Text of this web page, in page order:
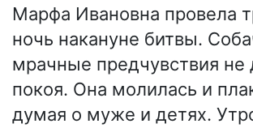
Марфа Ивановна провела
ночь накануне битвы.
мрачные предчувствия не
покоя. Она молилась и
думая о муже и детях.